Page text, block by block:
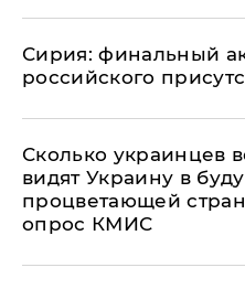
​Сирия: финальный
российского
Сколько украинцев
видят Украину в
процветающей
опрос КМИС